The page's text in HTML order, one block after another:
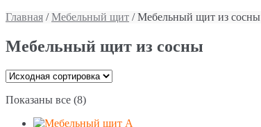
Главная /Мебельный щит / Мебельный щит из сосны
Мебельный щит из сосны
Показаны все (8)